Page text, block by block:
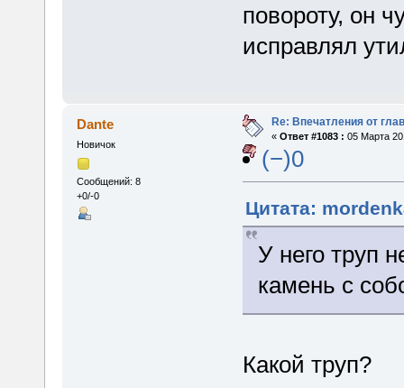
повороту, он
исправлял
Dante
Новичок
Сообщений: 8
+0/-0
Re: Впечатления от
« Ответ #1083 : 05 Марта
(−)0
Цитата:
У него труп
камень с
Какой труп?